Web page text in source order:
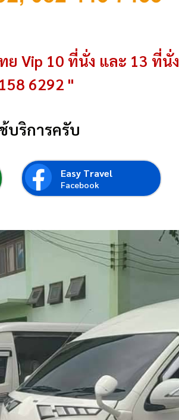
ย Vip 10 ที่นั่ง และ 13 ที่นั่ง
6292 "
ริการครับ
Easy Travel
Facebook